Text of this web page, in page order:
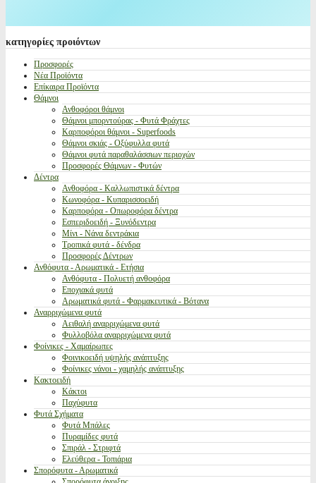
κατηγορίες προιόντων
Προσφορές
Νέα Προϊόντα
Επίκαιρα Προϊόντα
Θάμνοι
Ανθοφόροι θάμνοι
Θάμνοι μπορντούρας - Φυτά Φράχτες
Καρποφόροι θάμνοι - Superfoods
Θάμνοι σκιάς - Οξύφυλλα φυτά
Θάμνοι φυτά παραθαλάσσιων περιοχών
Προσφορές Θάμνων - Φυτών
Δέντρα
Ανθοφόρα - Καλλωπιστικά δέντρα
Κωνοφόρα - Κυπαρισσοειδή
Καρποφόρα - Οπωροφόρα δέντρα
Εσπεριδοειδή - Ξυνόδεντρα
Μίνι - Νάνα δεντράκια
Τροπικά φυτά - δένδρα
Προσφορές Δέντρων
Ανθόφυτα - Αρωματικά - Ετήσια
Ανθόφυτα - Πολυετή ανθοφόρα
Εποχιακά φυτά
Αρωματικά φυτά - Φαρμακευτικά - Βότανα
Αναρριχώμενα φυτά
Αειθαλή αναρριχώμενα φυτά
Φυλλοβόλα αναρριχώμενα φυτά
Φοίνικες - Χαμαίρωπες
Φοινικοειδή υψηλής ανάπτυξης
Φοίνικες νάνοι - χαμηλής ανάπτυξης
Κακτοειδή
Κάκτοι
Παχύφυτα
Φυτά Σχήματα
Φυτά Μπάλες
Πυραμίδες φυτά
Σπιράλ - Στριφτά
Ελεύθερα - Τοπιάρια
Σπορόφυτα - Αρωματικά